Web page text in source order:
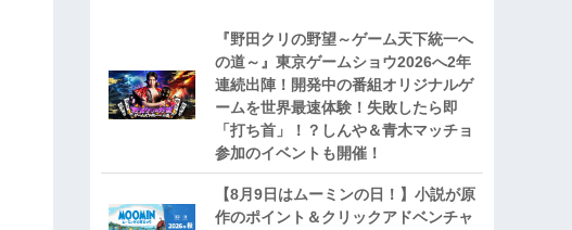
『野田クリの野望～ゲーム天下統一へ
の道～』東京ゲームショウ2026へ2年
連続出陣！開発中の番組オリジナルゲ
ームを世界最速体験！失敗したら即
「打ち首」！？しんや＆青木マッチョ
参加のイベントも開催！
【8月9日はムーミンの日！】小説が原
作のポイント＆クリックアドベンチャ